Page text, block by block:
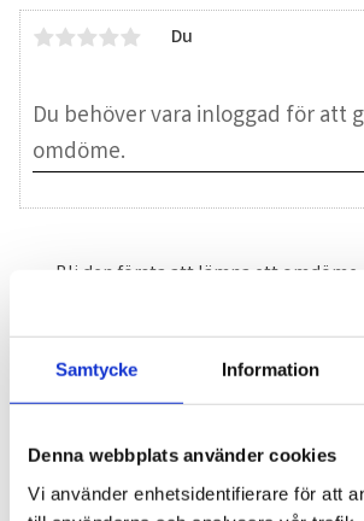
Samtycke Information
Denna webbplats använder cookies
Vi använder enhetsidentifierare för att
Du
Bli den första att lämna ett omdöme.
Blogg
Bläckfisk – en favorit i
köket